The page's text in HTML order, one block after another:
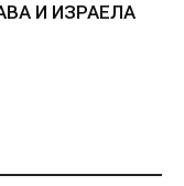
И ИЗРАЕЛА